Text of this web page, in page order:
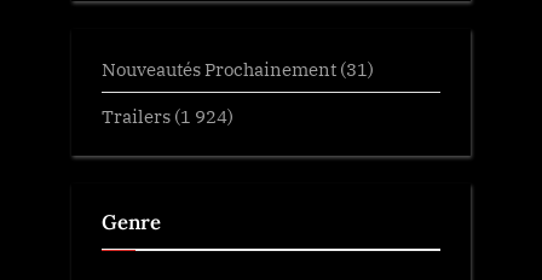
Nouveautés Prochainement (31)
Trailers (1 924)
Genre